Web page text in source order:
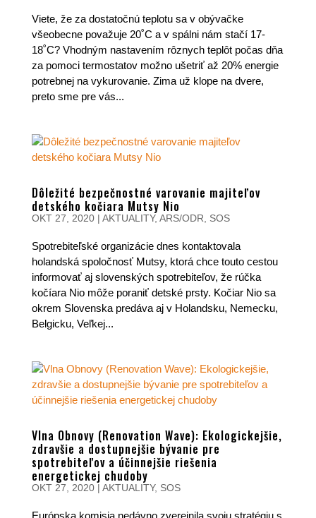
Viete, že za dostatočnú teplotu sa v obývačke
všeobecne považuje 20˚C a v spálni nám stačí 17-
18˚C? Vhodným nastavením rôznych teplôt počas dňa
za pomoci termostatov možno ušetriť až 20% energie
potrebnej na vykurovanie. Zima už klope na dvere,
preto sme pre vás...
Dôležité bezpečnostné varovanie majiteľov
detského kočiara Mutsy Nio
OKT 27, 2020| AKTUALITY, ARS/ODR SOS
Spotrebiteľské organizácie dnes kontaktovala
holandská spoločnosť Mutsy, ktorá chce touto cestou
informovať aj slovenských spotrebiteľov, že rúčka
kočíara Nio môže poraniť detské prsty. Kočiar Nio sa
okrem Slovenska predáva aj v Holandsku, Nemecku,
Belgicku, Veľkej...
Vlna Obnovy (Renovation Wave): Ekologickejšie,
zdravšie a dostupnejšie bývanie pre
spotrebiteľov a účinnejšie riešenia
energetickej chudoby
OKT 27, 2020| AKTUALITY, SOS
Európska komisia nedávno zverejnila svoju stratégiu s